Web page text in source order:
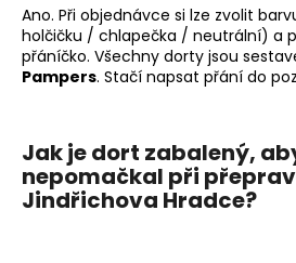
Ano. Při objednávce si lze zvolit
holčičku / chlapečka / neutrální) a
přáníčko. Všechny dorty jsou
Pampers. Stačí napsat přání do
Jak je dort zabalený,
nepomačkal při
Jindřichova Hradce?